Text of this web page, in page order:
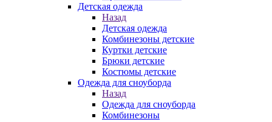
Детская одежда
Назад
Детская одежда
Комбинезоны детские
Куртки детские
Брюки детские
Костюмы детские
Одежда для сноуборда
Назад
Одежда для сноуборда
Комбинезоны